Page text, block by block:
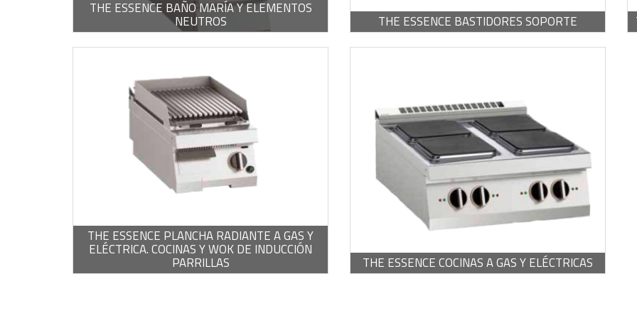
THE ESSENCE BAÑO MARÍA Y ELEMENTOS
NEUTROS THE ESSENCE BASTIDORES SOPORTE
THE ESSENCE PLANCHA RADIANTE A GAS Y
ELÉCTRICA. COCINAS Y WOK DE INDUCCIÓN
PARRILLAS THE ESSENCE COCINAS A GAS Y ELÉCTRICAS
PDF / 406,60 KB